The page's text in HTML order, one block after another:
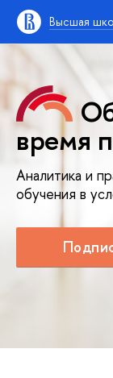
Высшая
время
Аналитика и
обучения в